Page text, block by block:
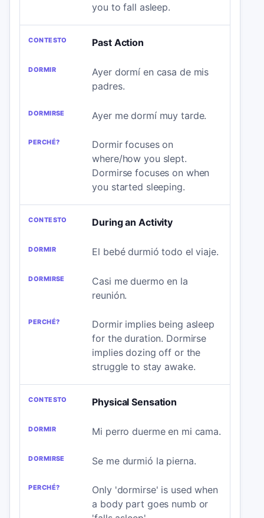
you to fall asleep.
Past Action
Ayer dormí en casa de mis
padres.
Ayer me dormí muy tarde.
Dormir focuses on
where/how you slept.
Dormirse focuses on when
you started sleeping.
During an Activity
El bebé durmió todo el viaje.
Casi me duermo en la
reunión.
Dormir implies being asleep
for the duration. Dormirse
implies dozing off or the
struggle to stay awake.
Physical Sensation
Mi perro duerme en mi cama.
Se me durmió la pierna.
Only 'dormirse' is used when
a body part goes numb or